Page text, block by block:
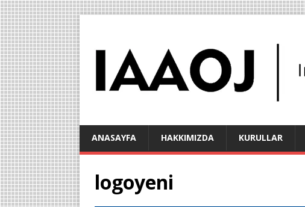
ANASAYFA HAKKIMIZDA KURULLAR
logoyeni